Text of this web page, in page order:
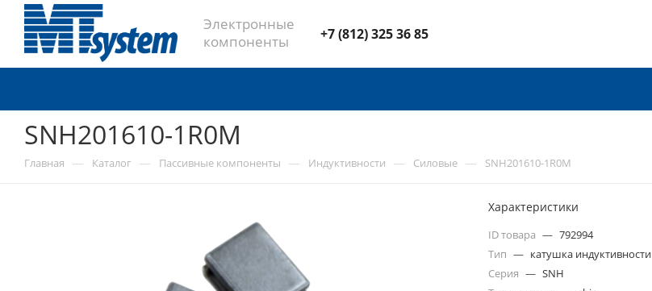
Электронные
компоненты
+7 (812) 325 36 85
SNH201610-1R0M
Главная — Каталог — Пассивные компоненты — Индуктивности — Силовые — SNH201610-1R0M
Характеристики
ID товара — 792994
Тип — катушка индуктивности
Серия — SNH